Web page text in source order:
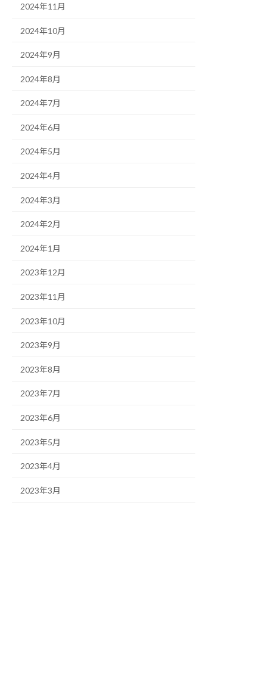
2024年11月
2024年10月
2024年9月
2024年8月
2024年7月
2024年6月
2024年5月
2024年4月
2024年3月
2024年2月
2024年1月
2023年12月
2023年11月
2023年10月
2023年9月
2023年8月
2023年7月
2023年6月
2023年5月
2023年4月
2023年3月